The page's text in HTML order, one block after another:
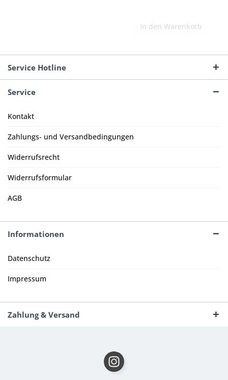
In den Warenkorb
Service Hotline
Service
Kontakt
Zahlungs- und Versandbedingungen
Widerrufsrecht
Widerrufsformular
AGB
Informationen
Datenschutz
Impressum
Zahlung & Versand